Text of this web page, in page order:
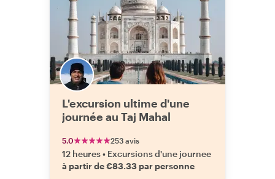
L'excursion ultime d'une
journée au Taj Mahal
5.0 253 avis
12 heures• Excursions d'une journee
à partir de €83.33 par personne